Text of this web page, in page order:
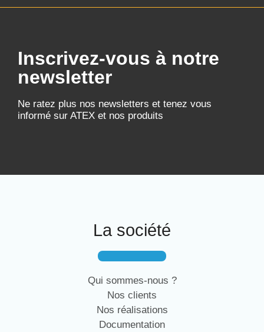
Inscrivez-vous à notre
newsletter
Ne ratez plus nos newsletters et tenez vous
informé sur ATEX et nos produits
La société
Qui sommes-nous ?
Nos clients
Nos réalisations
Documentation